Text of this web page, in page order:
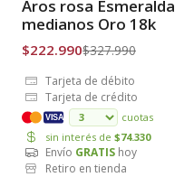
Envío Gratis
Aros rosa Esmeralda
medianos Oro 18k
$222.990$327.990
Tarjeta de débito
Tarjeta de crédito
VISA
cuotas
sin interés de $74.330
Envío GRATIS hoy
Retiro en tienda